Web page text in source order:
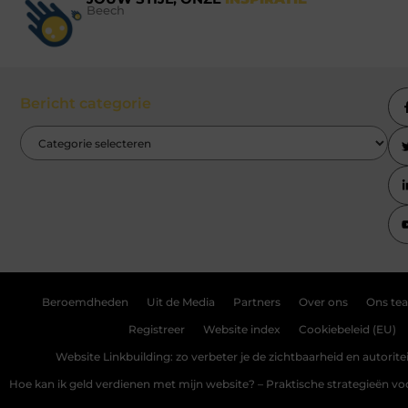
Beech
Bericht categorie
Beroemdheden Uit de Media Partners Over ons Ons
Registreer Website index Cookiebeleid (EU)
Website Linkbuilding: zo verbeter je de zichtbaarheid en
Hoe kan ik geld verdienen met mijn website? – Praktische strategieën